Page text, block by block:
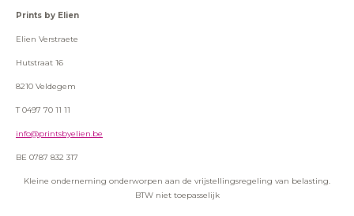
Prints by Elien
Elien Verstraete
Hutstraat 16
8210 Veldegem
T 0497 70 11 11
info@printsbyelien.be
BE 0787 832 317
Kleine onderneming onderworpen aan de vrijstellingsregeling van belasting.
BTW niet toepasselijk